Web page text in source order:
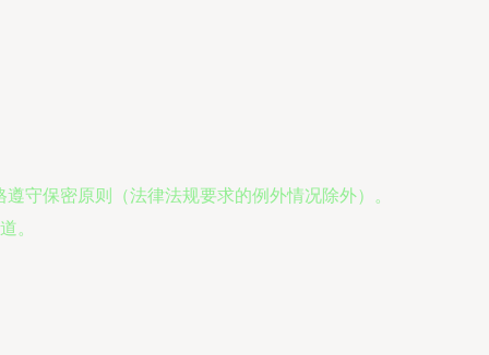
守保密原则（法律法规要求的例外情况除外）。
。